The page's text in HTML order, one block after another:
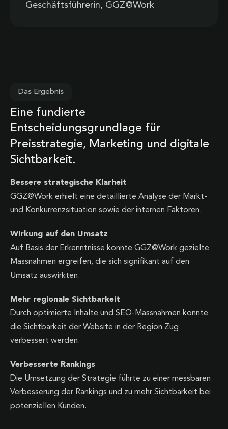
Geschäftsführerin, GGZ@Work
Das Ergebnis
Eine fundierte
Entscheidungsgrundlage für
Preisstrategie, Marketing und digitale
Sichtbarkeit.
Bessere strategische Klarheit
GGZ@Work erhielt eine detaillierte Analyse der Markt-
und Konkurrenzsituation sowie der internen Faktoren.
Wirkung auf den Umsatz
Auf Basis der Erkenntnisse konnte GGZ@Work gezielte
Massnahmen ergreifen, die sich signifikant auf den
Umsatz auswirkten.
Mehr regionale Sichtbarkeit
Durch optimierte Inhalte und SEO-Massnahmen konnte
die Sichtbarkeit der Website in der Region Zug
verbessert werden.
Verbesserte Rankings
Die Umsetzung der Strategie führte zu einer messbaren
Verbesserung der Rankings und zu mehr Sichtbarkeit bei
potenziellen Kunden.